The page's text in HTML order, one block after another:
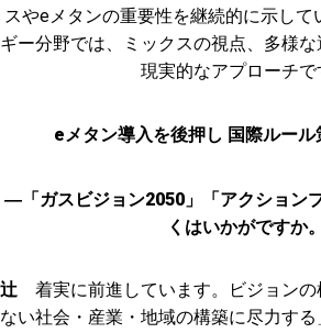
スやeメタンの重要性を継続的に示して
ギー分野では、ミックスの視点、多様な
現実的なアプローチで
eメタン導入を後押し 国際ルール
―「ガスビジョン2050」「アクション
くはいかがですか。
辻 着実に前進しています。ビジョンの
ない社会・産業・地域の構築に尽力す